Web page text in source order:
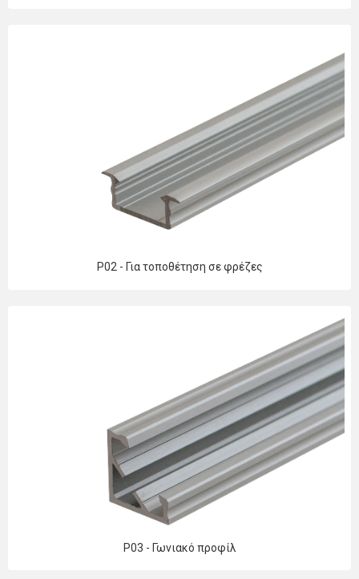
P02 - Για τοποθέτηση σε φρέζες
P03 - Γωνιακό προφίλ